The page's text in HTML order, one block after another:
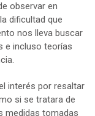
observar en
dificultad que
nos lleva buscar
e incluso teorías
interés por resaltar
si se tratara de
medidas tomadas